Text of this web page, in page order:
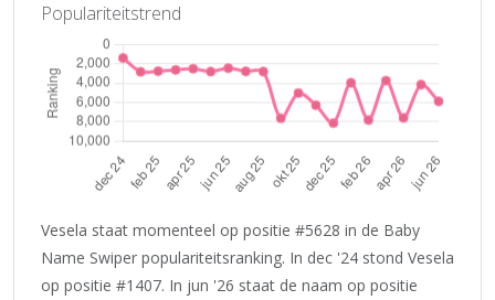
Populariteitstrend
Vesela staat momenteel op positie #5628 in de Baby
Name Swiper populariteitsranking. In dec '24 stond Vesela
op positie #1407. In jun '26 staat de naam op positie